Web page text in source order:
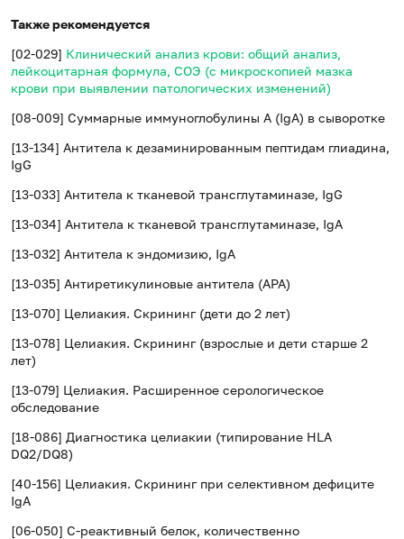
Также рекомендуется
[02-029] Клинический анализ крови: общий анализ,
лейкоцитарная формула, СОЭ (с микроскопией мазка
крови при выявлении патологических изменений)
[08-009] Суммарные иммуноглобулины A (IgA) в сыворотке
[13-134] Антитела к дезаминированным пептидам глиадина,
IgG
[13-033] Антитела к тканевой трансглутаминазе, IgG
[13-034] Антитела к тканевой трансглутаминазе, IgA
[13-032] Антитела к эндомизию, IgA
[13-035] Антиретикулиновые антитела (APA)
[13-070] Целиакия. Скрининг (дети до 2 лет)
[13-078] Целиакия. Скрининг (взрослые и дети старше 2
лет)
[13-079] Целиакия. Расширенное серологическое
обследование
[18-086] Диагностика целиакии (типирование HLA
DQ2/DQ8)
[40-156] Целиакия. Скрининг при селективном дефиците
IgA
[06-050] С-реактивный белок, количественно